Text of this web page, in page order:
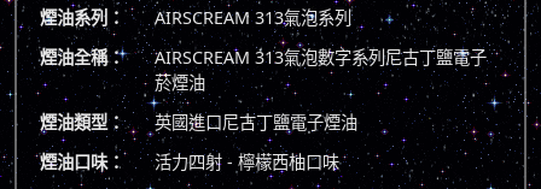
煙油系列：
AIRSCREAM 313氣泡系列
煙油全稱：
AIRSCREAM 313氣泡數字系列尼古丁鹽電子
菸煙油
煙油類型：
英國進口尼古丁鹽電子煙油
煙油口味：
活力四射 - 檸檬西柚口味